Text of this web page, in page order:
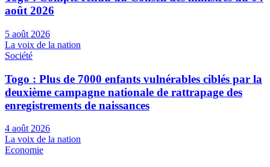
août 2026
5 août 2026
La voix de la nation
Société
Togo : Plus de 7000 enfants vulnérables ciblés par la
deuxième campagne nationale de rattrapage des
enregistrements de naissances
4 août 2026
La voix de la nation
Economie